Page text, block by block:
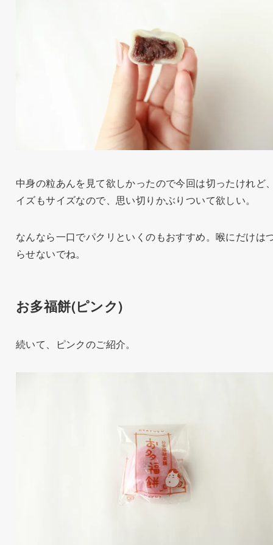
中身の粒あんを見て欲しかったので今回は切ったけれど
イズもサイズなので、思い切りかぶりついて欲しい。
なんなら一口でパクリといくのもおすすめ。喉にだけは
らせないでね。
お多福餅(ピンク)
続いて、ピンクのご紹介。